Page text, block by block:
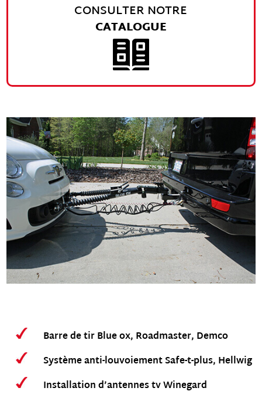
CONSULTER NOTRE
CATALOGUE
Barre de tir Blue ox, Roadmaster, Demco
Système anti-louvoiement Safe-t-plus, Hellwig
Installation d’antennes tv Winegard